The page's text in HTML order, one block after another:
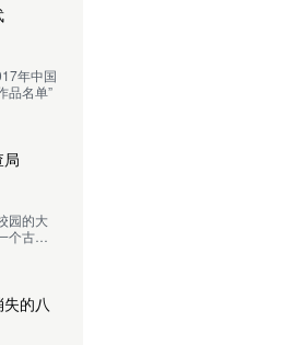
年中国
品名单”
园的大
个古灵
着一辆
就是
前的
的八